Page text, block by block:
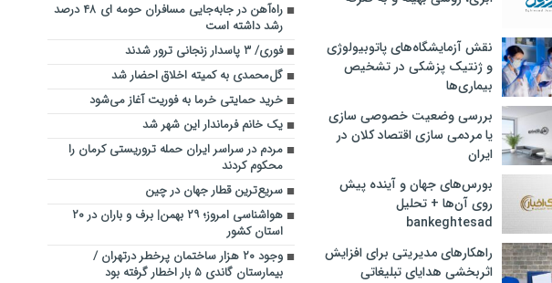
نقش آزمایشگاه‌های پاتوبیولوژی
و ژنتیک پزشکی در تشخیص
بیماری‌ها
بررسی وضعیت خصوصی سازی
یا مردمی سازی اقتصاد کلان در
ایران
بورس‌های جهان و آینده پیش
روی آن‌ها + تحلیل
bankeghtesad
راهکارهای مدیریتی برای افزایش
اثربخشی هدایای تبلیغاتی
راه‌آهن در جابه‌جایی مسافران حومه ای ۴۸ درصد
رشد داشته است
فوری/ ۳ پاسدار زنجانی ترور شدند
گل‌محمدی به کمیته اخلاق احضار شد
خرید حمایتی خرما به فوریت آغاز می‌شود
یک خانم فرماندار این شهر شد
مردم در سراسر ایران حمله تروریستی کرمان را
محکوم کردند
سریع‌ترین قطار جهان در چین
هواشناسی امروز؛ ۲۹ بهمن| برف و باران در ۲۰
استان کشور
وجود ۲۰ هزار ساختمان پرخطر درتهران /
بیمارستان گاندی ۵ بار اخطار گرفته بود